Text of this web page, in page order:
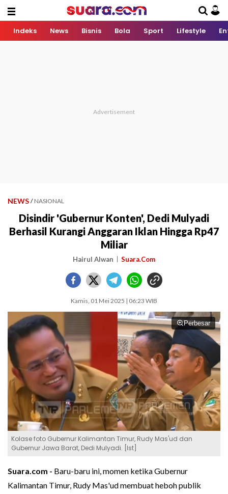
Indeks News Bisnis Bola Sport Lifestyle
NEWS / NASIONAL
Disindir 'Gubernur Konten', Dedi Mulyadi
Berhasil Kurangi Anggaran Iklan Hingga Rp47
Miliar
Hairul Alwan Suara.Com
Kamis, 01 Mei 2025 | 06:23 WIB
Perbesar
Kolase foto Gubernur Kalimantan Timur, Rudy Mas'ud dan
Gubernur Jawa Barat, Dedi Mulyadi. [Ist]
Suara.com - Baru-baru ini, momen ketika Gubernur
Kalimantan Timur, Rudy Mas'ud membuat heboh publik